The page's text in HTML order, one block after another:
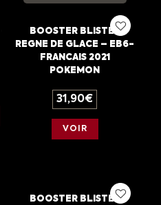
BOOSTER BLISTER
REGNE DE GLACE – EB6-
FRANCAIS 2021
POKEMON
31,90€
VOIR
BOOSTER BLISTER